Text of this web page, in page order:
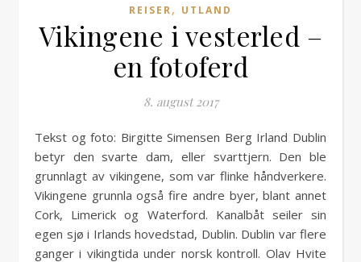
REISER, UTLAND
Vikingene i vesterled –
en fotoferd
8. august 2017
Tekst og foto: Birgitte Simensen Berg Irland Dublin
betyr den svarte dam, eller svarttjern. Den ble
grunnlagt av vikingene, som var flinke håndverkere.
Vikingene grunnla også fire andre byer, blant annet
Cork, Limerick og Waterford. Kanalbåt seiler sin
egen sjø i Irlands hovedstad, Dublin. Dublin var flere
ganger i vikingtida under norsk kontroll. Olav Hvite